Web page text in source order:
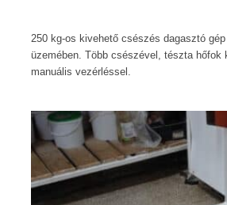
250 kg-os kivehető csészés dagasztó
üzemében. Több csészével, tészta hőfok
manuális vezérléssel.